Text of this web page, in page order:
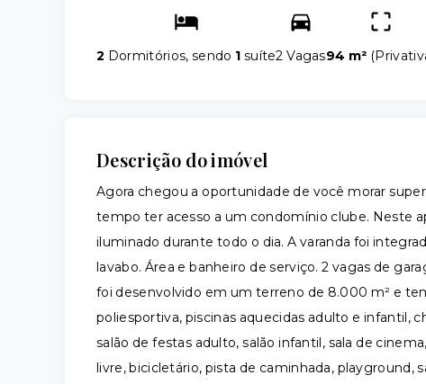
2 Dormitórios, sendo 1 suíte2 Vagas94 m² (
Descrição do imóvel
Agora chegou a oportunidade de você morar
tempo ter acesso a um condomínio clube. Neste
iluminado durante todo o dia. A varanda foi
lavabo. Área e banheiro de serviço. 2 vagas de
foi desenvolvido em um terreno de 8.000 m² e
poliesportiva, piscinas aquecidas adulto e infantil,
salão de festas adulto, salão infantil, sala de
livre, bicicletário, pista de caminhada, playground,